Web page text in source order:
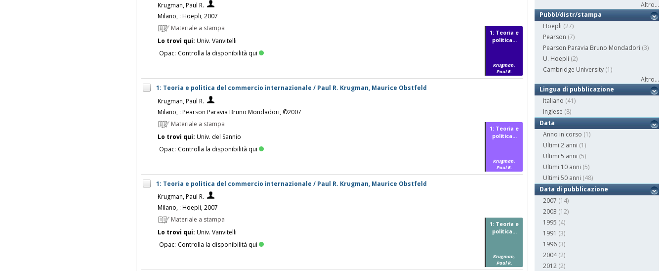
Krugman, Paul R.
Milano, : Hoepli, 2007
Materiale a stampa
Lo trovi qui: Univ. Vanvitelli
Opac: Controlla la disponibilità qui
1: Teoria e
politica...
Krugman,
Paul R.
1: Teoria e politica del commercio internazionale / Paul R. Krugman, Maurice Obstfeld
Krugman, Paul R.
Milano, : Pearson Paravia Bruno Mondadori, ©2007
Materiale a stampa
Lo trovi qui: Univ. del Sannio
Opac: Controlla la disponibilità qui
1: Teoria e
politica...
Krugman,
Paul R.
1: Teoria e politica del commercio internazionale / Paul R. Krugman, Maurice Obstfeld
Krugman, Paul R.
Milano, : Hoepli, 2007
Materiale a stampa
Lo trovi qui: Univ. Vanvitelli
Opac: Controlla la disponibilità qui
1: Teoria e
politica...
Krugman,
Paul R.
Altro...
Pubbl/distr/stampa
Hoepli (27)
Pearson (7)
Pearson Paravia Bruno Mondadori (3)
U. Hoepli (2)
Cambridge University (1)
Altro...
Lingua di pubblicazione
Italiano (41)
Inglese (8)
Data
Anno in corso (1)
Ultimi 2 anni (1)
Ultimi 5 anni (5)
Ultimi 10 anni (5)
Ultimi 50 anni (48)
Data di pubblicazione
2007 (14)
2003 (12)
1995 (4)
1991 (3)
1996 (3)
2004 (2)
2012 (2)